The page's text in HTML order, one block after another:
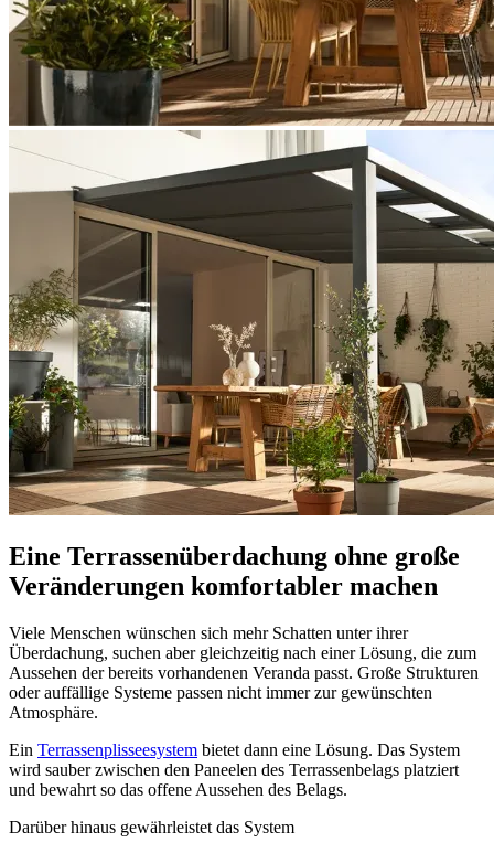
Eine Terrassenüberdachung ohne große
Veränderungen komfortabler machen
Viele Menschen wünschen sich mehr Schatten unter ihrer
Überdachung, suchen aber gleichzeitig nach einer Lösung, die zum
Aussehen der bereits vorhandenen Veranda passt. Große Strukturen
oder auffällige Systeme passen nicht immer zur gewünschten
Atmosphäre.
Ein Terrassenplisseesystem bietet dann eine Lösung. Das System
wird sauber zwischen den Paneelen des Terrassenbelags platziert
und bewahrt so das offene Aussehen des Belags.
Darüber hinaus gewährleistet das System